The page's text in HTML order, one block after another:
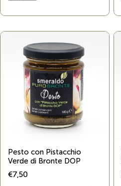
Pesto con Pistacchio
Verde di Bronte DOP
€7,50